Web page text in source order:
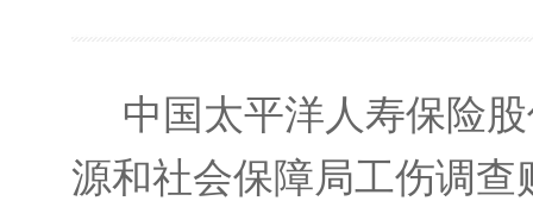
中国太平洋人寿保险
源和社会保障局工伤调